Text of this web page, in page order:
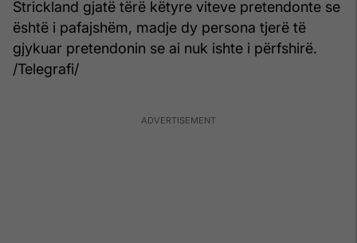
Strickland gjatë tërë këtyre viteve pretendonte se
është i pafajshëm, madje dy persona tjerë të
gjykuar pretendonin se ai nuk ishte i përfshirë.
/Telegrafi/